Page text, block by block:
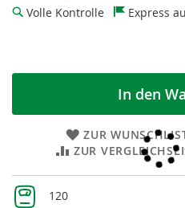
Volle Kontrolle
Express
In den
ZUR
ZUR
Weitere
Informationen
120